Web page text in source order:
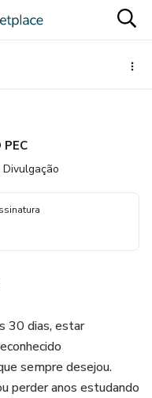
PEC
30 dias, estar
sempre desejou.
perder anos estudando